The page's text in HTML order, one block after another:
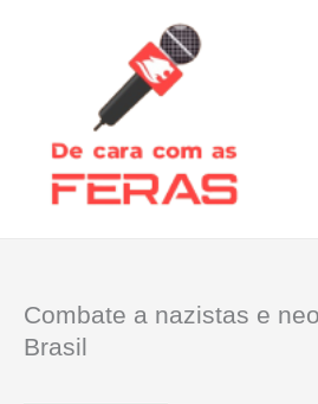
Combate a nazistas e
Brasil